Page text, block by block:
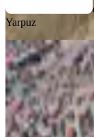
Yarpuz
BALKONLU